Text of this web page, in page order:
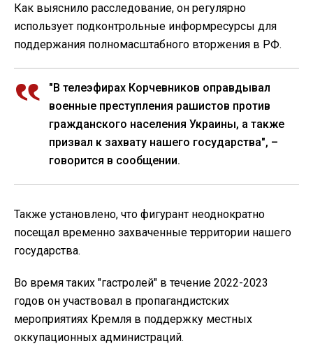
Как выяснило расследование, он регулярно
использует подконтрольные информресурсы для
поддержания полномасштабного вторжения в РФ.
"В телеэфирах Корчевников оправдывал
военные преступления рашистов против
гражданского населения Украины, а также
призвал к захвату нашего государства", –
говорится в сообщении.
Также установлено, что фигурант неоднократно
посещал временно захваченные территории нашего
государства.
Во время таких "гастролей" в течение 2022-2023
годов он участвовал в пропагандистских
мероприятиях Кремля в поддержку местных
оккупационных администраций.